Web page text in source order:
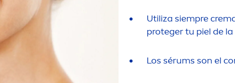
Utiliza siempre
proteger tu piel de la
Los sérums son el